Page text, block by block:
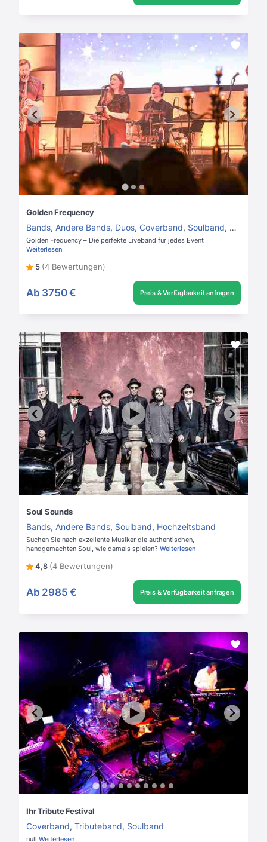
Golden Frequency
Bands, Andere Bands, Duos, Coverband, Soulband,
Golden Frequency – Die perfekte Liveband für jedes Event
Weiterlesen
5 (4 Bewertungen)
Ab 3750 € Preis & Verfügbarkeit anfragen
Soul Sounds
Bands, Andere Bands, Soulband, Hochzeitsband
Suchen Sie nach exzellente Musiker die authentischen,
handgemachten Soul, wie damals spielen? Weiterlesen
4,8 (4 Bewertungen)
Ab 2985 € Preis & Verfügbarkeit anfragen
Ihr Tribute Festival
Coverband, Tributeband, Soulband
null Weiterlesen